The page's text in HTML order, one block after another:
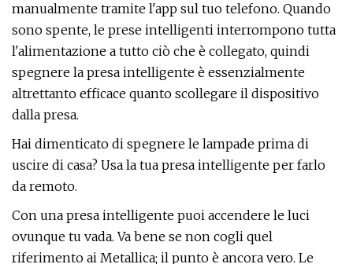
manualmente tramite l'app sul tuo telefono. Quando
sono spente, le prese intelligenti interrompono tutta
l'alimentazione a tutto ciò che è collegato, quindi
spegnere la presa intelligente è essenzialmente
altrettanto efficace quanto scollegare il dispositivo
dalla presa.
Hai dimenticato di spegnere le lampade prima di
uscire di casa? Usa la tua presa intelligente per farlo
da remoto.
Con una presa intelligente puoi accendere le luci
ovunque tu vada. Va bene se non cogli quel
riferimento ai Metallica; il punto è ancora vero. Le